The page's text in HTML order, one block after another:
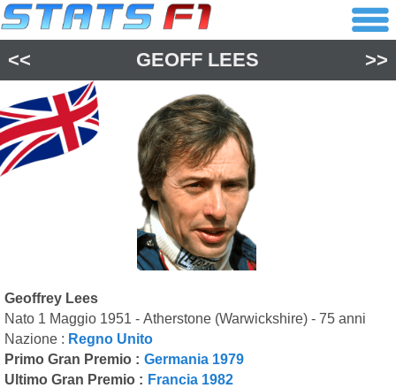
<< GEOFF LEES >>
Geoffrey Lees
Nato 1 Maggio 1951 - Atherstone (Warwickshire) - 75 anni
Nazione : Regno Unito
Primo Gran Premio : Germania 1979
Ultimo Gran Premio : Francia 1982